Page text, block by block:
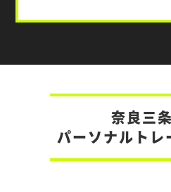
奈良三
パーソナルトレ